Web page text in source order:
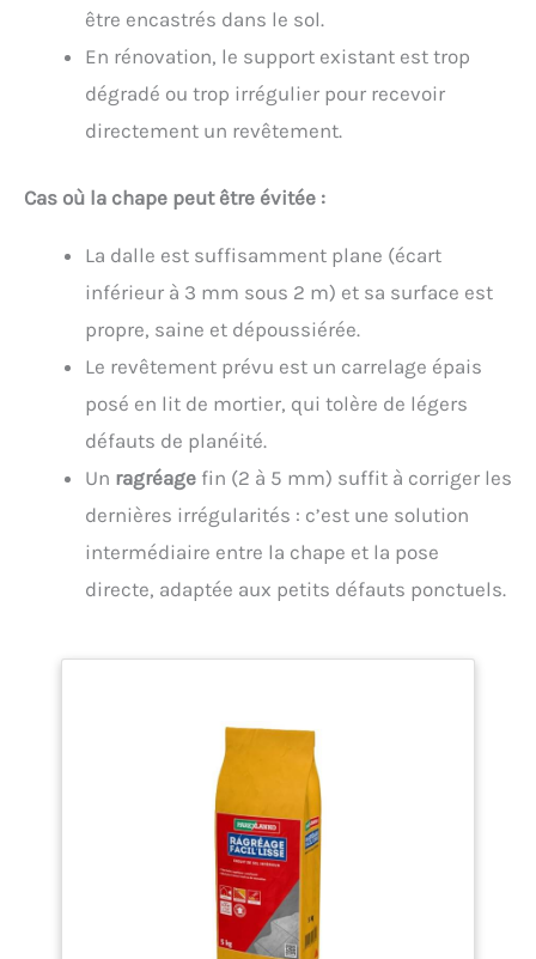
être encastrés dans le sol.
En rénovation, le support existant est trop
dégradé ou trop irrégulier pour recevoir
directement un revêtement.
Cas où la chape peut être évitée :
La dalle est suffisamment plane (écart
inférieur à 3 mm sous 2 m) et sa surface est
propre, saine et dépoussiérée.
Le revêtement prévu est un carrelage épais
posé en lit de mortier, qui tolère de légers
défauts de planéité.
Un ragréage fin (2 à 5 mm) suffit à corriger les
dernières irrégularités : c’est une solution
intermédiaire entre la chape et la pose
directe, adaptée aux petits défauts ponctuels.